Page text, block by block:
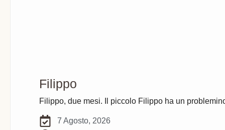
Filippo
Filippo, due mesi. Il piccolo Filippo ha un
7 Agosto, 2026